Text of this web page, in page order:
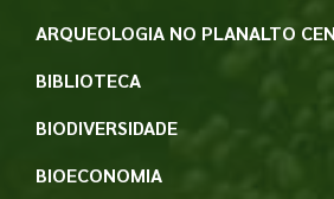
ARQUEOLOGIA NO PLANALTO
BIBLIOTECA
BIODIVERSIDADE
BIOECONOMIA